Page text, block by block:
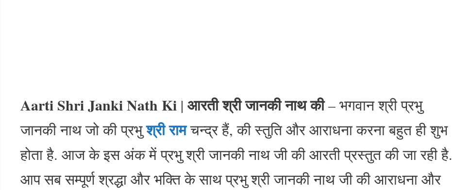
Aarti Shri Janki Nath Ki | आरती श्री जानकी नाथ की– भगवान श्री प्रभु
जानकी नाथ जो की प्रभुश्री रामचन्द्र हैं, की स्तुति और आराधना करना बहुत ही शुभ
होता है. आज के इस अंक में प्रभु श्री जानकी नाथ जी की आरती प्रस्तुत की जा रही है.
आप सब सम्पूर्ण श्रद्धा और भक्ति के साथ प्रभु श्री जानकी नाथ जी की आराधना और